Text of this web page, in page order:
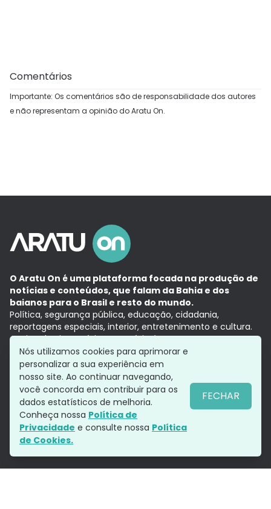
Comentários
Importante: Os comentários são de responsabilidade dos autores
e não representam a opinião do Aratu On.
O Aratu On é uma plataforma focada na produção de
notícias e conteúdos, que falam da Bahia e dos
baianos para o Brasil e resto do mundo.
Política, segurança pública, educação, cidadania,
reportagens especiais, interior, entretenimento e cultura.
Aqui, tudo vira notícia e a notícia é no tempo presente,
com a credibilidade do Grupo Aratu.
Grupo Aratu
Política de privacidade
Siga-nos
Nós utilizamos cookies para aprimorar e
personalizar a sua experiência em
nosso site. Ao continuar navegando,
você concorda em contribuir para os
dados estatísticos de melhoria.
Conheça nossa Política de
Privacidade e consulte nossa Política
de Cookies.
FECHAR